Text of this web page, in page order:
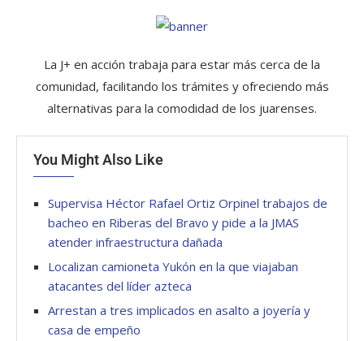
La J+ en acción trabaja para estar más cerca de la
comunidad, facilitando los trámites y ofreciendo más
alternativas para la comodidad de los juarenses.
You Might Also Like
Supervisa Héctor Rafael Ortiz Orpinel trabajos de
bacheo en Riberas del Bravo y pide a la JMAS
atender infraestructura dañada
Localizan camioneta Yukón en la que viajaban
atacantes del líder azteca
Arrestan a tres implicados en asalto a joyería y
casa de empeño